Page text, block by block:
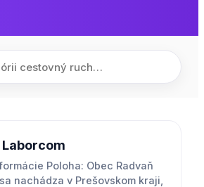
Poloha: Obec Radvaň
nachádza v Prešovskom kraji,